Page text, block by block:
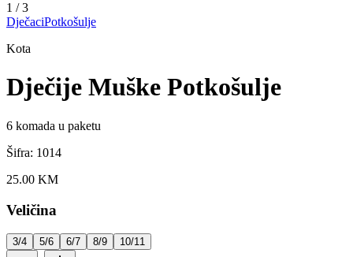
1 /3
DječaciPotkošulje
Kota
Dječije Muške Potkošulje
6 komada u paketu
Šifra: 1014
25.00 KM
Veličina
3/4 5/6 6/7 8/9 10/11